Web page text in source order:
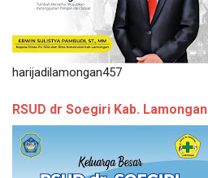
harijadilamongan457
RSUD dr Soegiri Kab. Lamongan